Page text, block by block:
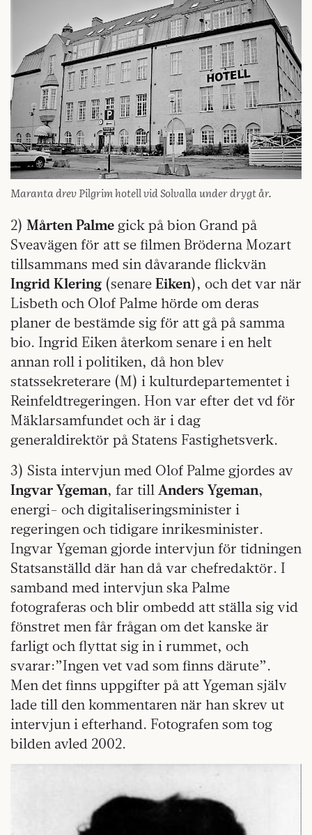
Maranta drev Pilgrim hotell vid Solvalla under drygt år.
2) Mårten Palme gick på bion Grand på
Sveavägen för att se filmen Bröderna Mozart
tillsammans med sin dåvarande flickvän
Ingrid Klering (senare Eiken), och det var när
Lisbeth och Olof Palme hörde om deras
planer de bestämde sig för att gå på samma
bio. Ingrid Eiken återkom senare i en helt
annan roll i politiken, då hon blev
statssekreterare (M) i kulturdepartementet i
Reinfeldtregeringen. Hon var efter det vd för
Mäklarsamfundet och är i dag
generaldirektör på Statens Fastighetsverk.
3) Sista intervjun med Olof Palme gjordes av
Ingvar Ygeman, far till Anders Ygeman,
energi- och digitaliseringsminister i
regeringen och tidigare inrikesminister.
Ingvar Ygeman gjorde intervjun för tidningen
Statsanställd där han då var chefredaktör. I
samband med intervjun ska Palme
fotograferas och blir ombedd att ställa sig vid
fönstret men får frågan om det kanske är
farligt och flyttat sig in i rummet, och
svarar:”Ingen vet vad som finns därute”.
Men det finns uppgifter på att Ygeman själv
lade till den kommentaren när han skrev ut
intervjun i efterhand. Fotografen som tog
bilden avled 2002.